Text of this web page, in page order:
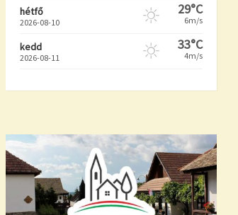
hétfő
2026-08-10
29°C
6m/s
kedd
2026-08-11
33°C
4m/s